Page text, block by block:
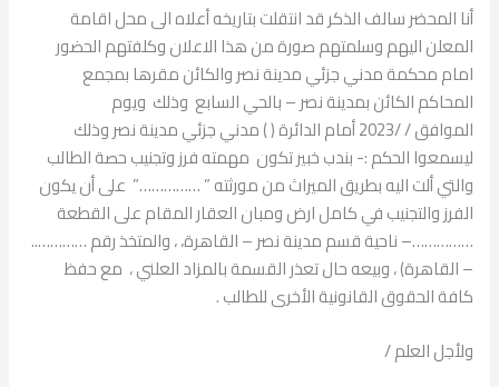
أنا المحضر سالف الذكر قد انتقلت بتاريخه أعلاه الى محل اقامة
المعلن اليهم وسلمتهم صورة من هذا الاعلان وكلفتهم الحضور
امام محكمة مدني جزئي مدينة نصر والكائن مقرها بمجمع
المحاكم الكائن بمدينة نصر – بالحي السابع وذلك ويوم
الموافق / /2023 أمام الدائرة ( ) مدني جزئي مدينة نصر وذلك
ليسمعوا الحكم :- بندب خبير تكون مهمته فرز وتجنيب حصة الطالب
والتي ألت اليه بطريق الميراث من مورثته ” ……………” على أن يكون
الفرز والتجنيب في كامل ارض ومبان العقار المقام على القطعة
……………– ناحية قسم مدينة نصر – القاهرة، ، والمتخذ رقم …………..
– القاهرة) ، وبيعه حال تعذر القسمة بالمزاد العلني ، مع حفظ
كافة الحقوق القانونية الأخرى للطالب .
ولأجل العلم /